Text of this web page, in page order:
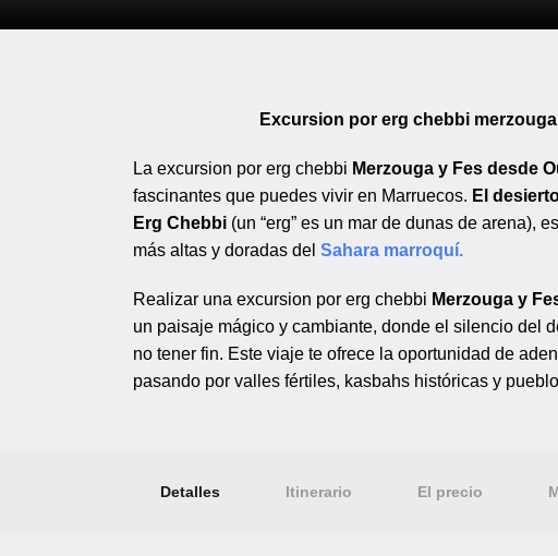
Excursion por erg chebbi
La excursion por erg chebbi Merzouga y Fes desde
fascinantes que puedes vivir en Marruecos. El
Erg Chebbi (un “erg” es un mar de dunas de arena),
más altas y doradas del Sahara marroquí.
Realizar una excursion por erg chebbi Merzouga y
un paisaje mágico y cambiante, donde el silencio del
no tener fin. Este viaje te ofrece la oportunidad de
pasando por valles fértiles, kasbahs históricas y
Detalles Itinerario El precio